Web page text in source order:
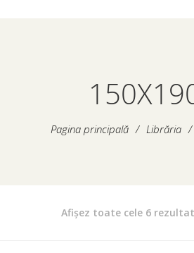
Pagina principală / Librăria /
Afișez toate cele 6